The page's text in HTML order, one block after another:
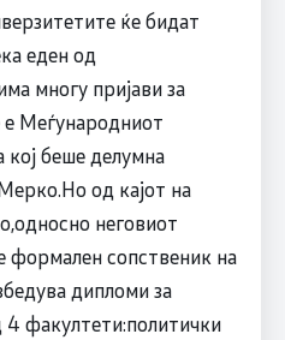
ќе бидат
еден од
многу пријави за
Меѓународниот
беше делумна
од кајот на
неговиот
формален сопственик на
дипломи за
4 факултети:политички